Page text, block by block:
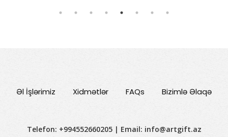
Əl İşlərimiz Xidmətlər FAQs Bizimlə Əlaqə
Telefon: +994552660205 | Email: info@artgift.az